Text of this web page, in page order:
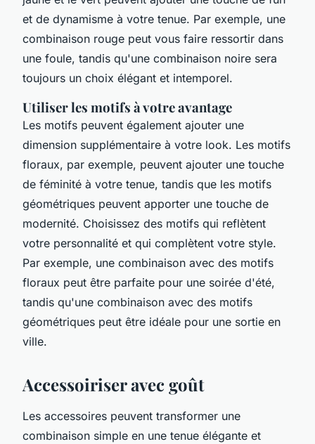
et de dynamisme à votre tenue. Par exemple, une
combinaison rouge peut vous faire ressortir dans
une foule, tandis qu'une combinaison noire sera
toujours un choix élégant et intemporel.
Utiliser les motifs à votre avantage
Les motifs peuvent également ajouter une
dimension supplémentaire à votre look. Les motifs
floraux, par exemple, peuvent ajouter une touche
de féminité à votre tenue, tandis que les motifs
géométriques peuvent apporter une touche de
modernité. Choisissez des motifs qui reflètent
votre personnalité et qui complètent votre style.
Par exemple, une combinaison avec des motifs
floraux peut être parfaite pour une soirée d'été,
tandis qu'une combinaison avec des motifs
géométriques peut être idéale pour une sortie en
ville.
Accessoiriser avec goût
Les accessoires peuvent transformer une
combinaison simple en une tenue élégante et